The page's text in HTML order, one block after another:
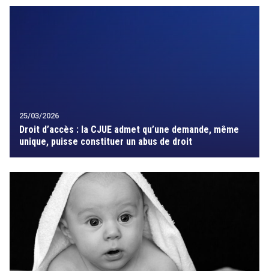
25/03/2026
Droit d’accès : la CJUE admet qu’une demande, même
unique, puisse constituer un abus de droit